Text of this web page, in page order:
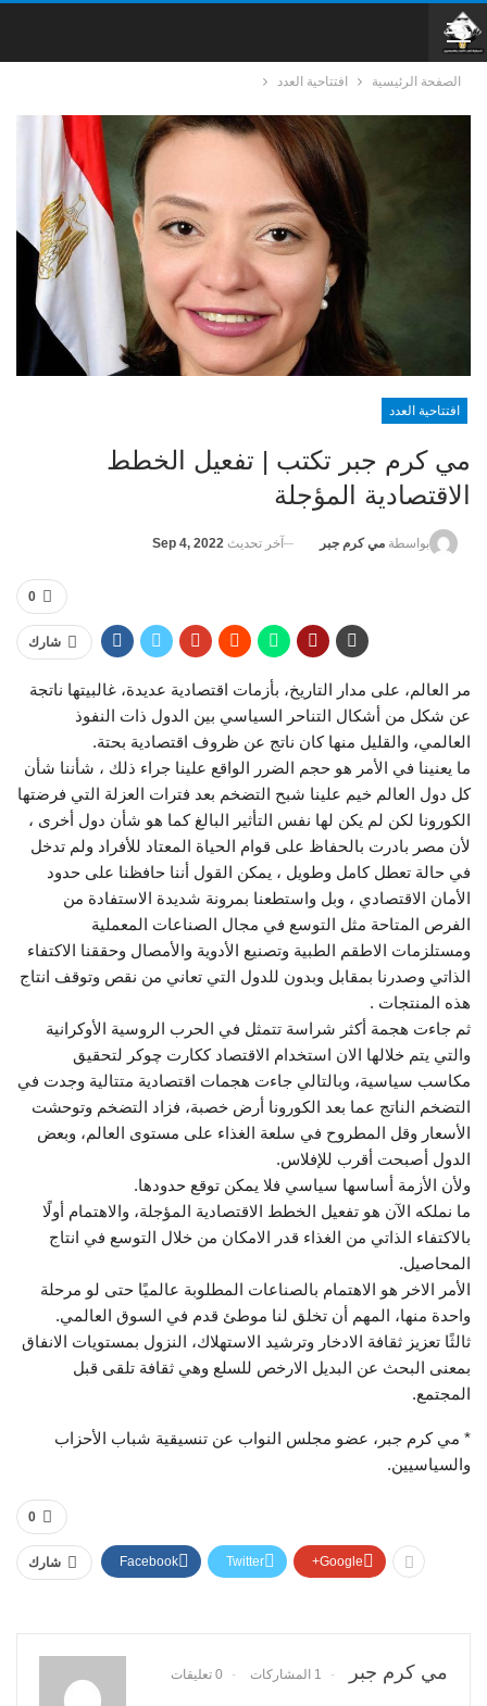
الصفحة الرئيسية افتتاحية العدد
افتتاحية العدد
مي كرم جبر تكتب | تفعيل الخطط
الاقتصادية المؤجلة
بواسطة مي كرم جبر آخر تحديث Sep 4, 2022
0
شارك
مر العالم، على مدار التاريخ، بأزمات اقتصادية عديدة، غالبيتها ناتجة
عن شكل من أشكال التناحر السياسي بين الدول ذات النفوذ
العالمي، والقليل منها كان ناتج عن ظروف اقتصادية بحتة.
ما يعنينا في الأمر هو حجم الضرر الواقع علينا جراء ذلك ، شأننا شأن
كل دول العالم خيم علينا شبح التضخم بعد فترات العزلة التي فرضتها
الكورونا لكن لم يكن لها نفس التأثير البالغ كما هو شأن دول أخرى ،
لأن مصر بادرت بالحفاظ على قوام الحياة المعتاد للأفراد ولم تدخل
في حالة تعطل كامل وطويل ، يمكن القول أننا حافظنا على حدود
الأمان الاقتصادي ، وبل واستطعنا بمرونة شديدة الاستفادة من
الفرص المتاحة مثل التوسع في مجال الصناعات المعملية
ومستلزمات الاطقم الطبية وتصنيع الأدوية والأمصال وحققنا الاكتفاء
الذاتي وصدرنا بمقابل وبدون للدول التي تعاني من نقص وتوقف انتاج
هذه المنتجات .
ثم جاءت هجمة أكثر شراسة تتمثل في الحرب الروسية الأوكرانية
والتي يتم خلالها الان استخدام الاقتصاد ككارت چوكر لتحقيق
مكاسب سياسية، وبالتالي جاءت هجمات اقتصادية متتالية وجدت في
التضخم الناتج عما بعد الكورونا أرض خصبة، فزاد التضخم وتوحشت
الأسعار وقل المطروح في سلعة الغذاء على مستوى العالم، وبعض
الدول أصبحت أقرب للإفلاس.
ولأن الأزمة أساسها سياسي فلا يمكن توقع حدودها.
ما نملكه الآن هو تفعيل الخطط الاقتصادية المؤجلة، والاهتمام أولًا
بالاكتفاء الذاتي من الغذاء قدر الامكان من خلال التوسع في انتاج
المحاصيل.
الأمر الاخر هو الاهتمام بالصناعات المطلوبة عالميًا حتى لو مرحلة
واحدة منها، المهم أن تخلق لنا موطئ قدم في السوق العالمي.
ثالثًا تعزيز ثقافة الادخار وترشيد الاستهلاك، النزول بمستويات الانفاق
بمعنى البحث عن البديل الارخص للسلع وهي ثقافة تلقى قبل
المجتمع.
* مي كرم جبر، عضو مجلس النواب عن تنسيقية شباب الأحزاب
والسياسيين.
0
شارك Facebook Twitter Google+
مي كرم جبر 1 المشاركات 0 تعليقات